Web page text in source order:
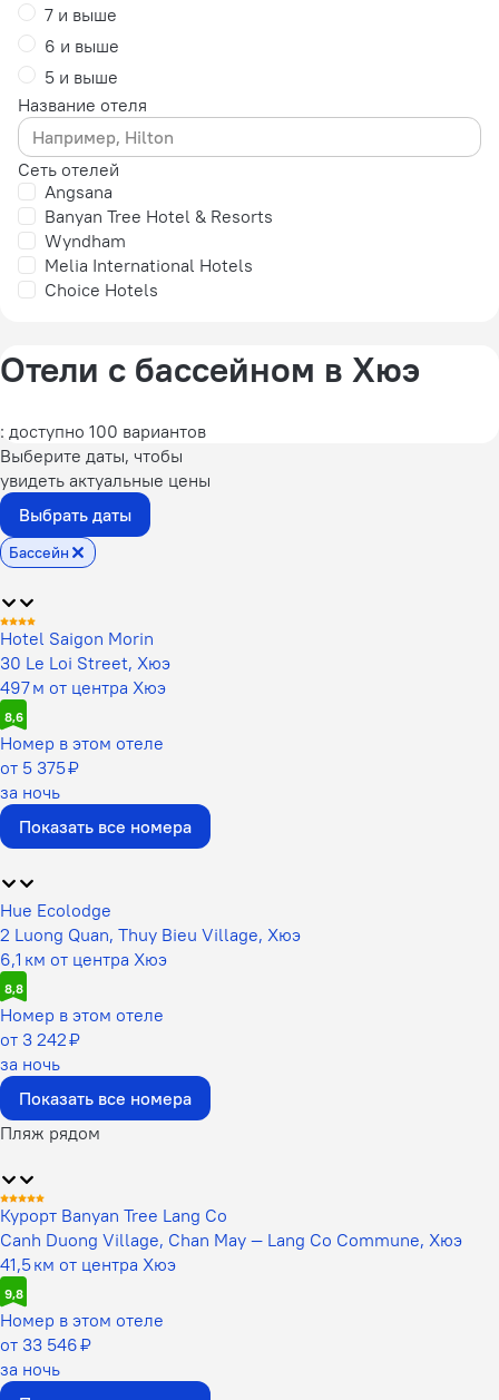
7 и выше
6 и выше
5 и выше
Название отеля
Сеть отелей
Angsana
Banyan Tree Hotel & Resorts
Wyndham
Melia International Hotels
Choice Hotels
Отели с бассейном в Хюэ
: доступно 100 вариантов
Выберите даты, чтобы
увидеть актуальные цены
Выбрать даты
Бассейн
Hotel Saigon Morin
30 Le Loi Street, Хюэ
497 м от центра Хюэ
8,6
Номер в этом отеле
от 5 375 ₽
за ночь
Показать все номера
Hue Ecolodge
2 Luong Quan, Thuy Bieu Village, Хюэ
6,1 км от центра Хюэ
8,8
Номер в этом отеле
от 3 242 ₽
за ночь
Показать все номера
Пляж рядом
Курорт Banyan Tree Lang Co
Canh Duong Village, Chan May — Lang Co Commune, Хюэ
41,5 км от центра Хюэ
9,8
Номер в этом отеле
от 33 546 ₽
за ночь